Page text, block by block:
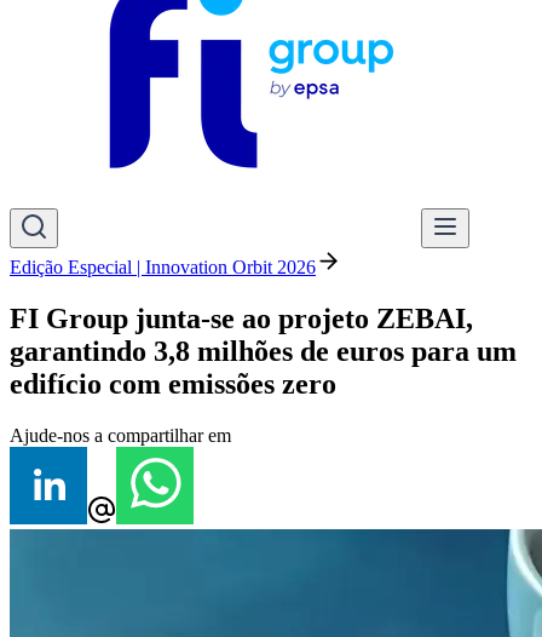
Edição Especial | Innovation Orbit 2026
FI Group junta-se ao projeto ZEBAI,
garantindo 3,8 milhões de euros para um
edifício com emissões zero
Ajude-nos a compartilhar em